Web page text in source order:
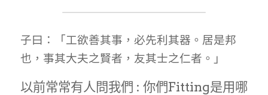
子曰：「工欲善其事，必先利其器。居是邦
也，事其大夫之賢者，友其士之仁者。」
以前常常有人問我們 : 你們Fitting是用哪